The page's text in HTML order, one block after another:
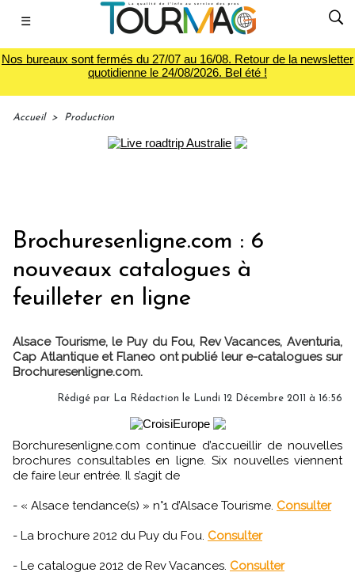
☰
Nos bureaux sont fermés du 27/07 au 16/08. Retour de la newsletter
quotidienne le 24/08/2026. Bel été !
Accueil > Production
Brochuresenligne.com : 6
nouveaux catalogues à
feuilleter en ligne
Alsace Tourisme, le Puy du Fou, Rev Vacances, Aventuria,
Cap Atlantique et Flaneo ont publié leur e-catalogues sur
Brochuresenligne.com.
Rédigé par La Rédaction le Lundi 12 Décembre 2011 à 16:56
Borchuresenligne.com continue d’accueillir de nouvelles
brochures consultables en ligne. Six nouvelles viennent
de faire leur entrée. Il s’agit de
- « Alsace tendance(s) » n°1 d’Alsace Tourisme. Consulter
- La brochure 2012 du Puy du Fou. Consulter
- Le catalogue 2012 de Rev Vacances. Consulter